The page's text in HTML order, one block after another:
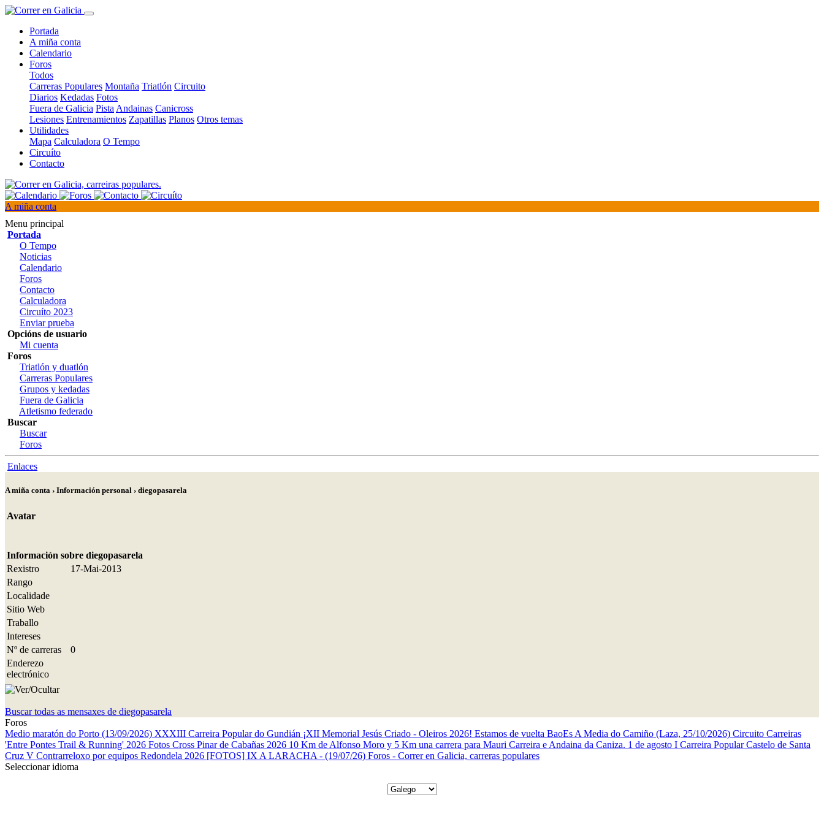
Portada
A miña conta
Calendario
Foros
Todos
Carreras Populares Montaña Triatlón Circuito
Diarios Kedadas Fotos
Fuera de Galicia Pista Andainas Canicross
Lesiones Entrenamientos Zapatillas Planos Otros temas
Utilidades
Mapa Calculadora O Tempo
Circuíto
Contacto
A miña conta
Menu principal
Portada
O Tempo
Noticias
Calendario
Foros
Contacto
Calculadora
Circuíto 2023
Enviar prueba
Opcións de usuario
Mi cuenta
Foros
Triatlón y duatlón
Carreras Populares
Grupos y kedadas
Fuera de Galicia
Atletismo federado
Buscar
Buscar
Foros
Enlaces
A miña conta › Información personal › diegopasarela
Avatar
Información sobre diegopasarela
Rexistro
17-Mai-2013
Rango
Localidade
Sitio Web
Traballo
Intereses
Nº de carreras
0
Enderezo
electrónico
Buscar todas as mensaxes de diegopasarela
Foros
Medio maratón do Porto (13/09/2026) XXXIII Carreira Popular do Gundián ¡XII Memorial Jesús Criado - Oleiros 2026! Estamos de vuelta BaoEs A Media do Camiño (Laza, 25/10/2026) Circuito Carreiras
'Entre Pontes Trail & Running' 2026 Fotos Cross Pinar de Cabañas 2026 10 Km de Alfonso Moro y 5 Km una carrera para Mauri Carreira e Andaina da Caniza. 1 de agosto I Carreira Popular Castelo de Santa
Cruz V Contrarreloxo por equipos Redondela 2026 [FOTOS] IX A LARACHA - (19/07/26) Foros - Correr en Galicia, carreras populares
Seleccionar idioma